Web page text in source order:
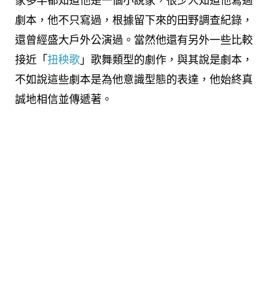
劇本，他不只寫過，根據留下來的田野調查紀錄，
還曾經盛大戶外公演過。當然他還有另外一些比較
接近「 扭秧歌 」歌舞類型的劇作，與其說是劇本，
不如說這些劇本是為他意識型態的表達，他始終真
誠地相信並傳遞著。